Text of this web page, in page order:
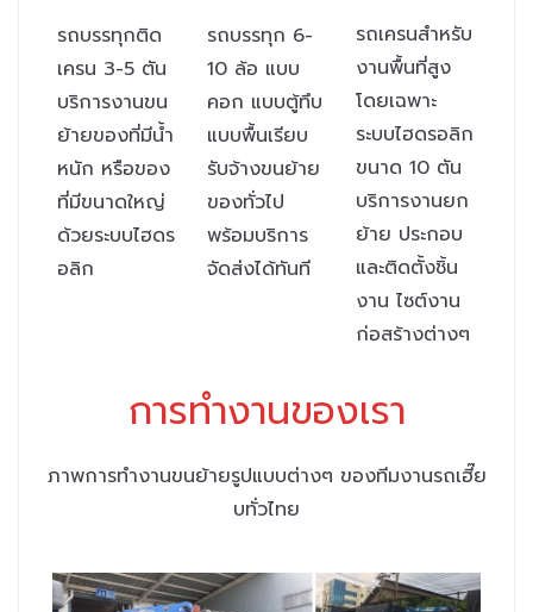
รถบรรทุกติด
เครน 3-5 ตัน
บริการงานขน
ย้ายของที่มีน้ำ
หนัก หรือของ
ที่มีขนาดใหญ่
ด้วยระบบไฮดร
อลิก
รถบรรทุก 6-
10 ล้อ แบบ
คอก แบบตู้ทึบ
แบบพื้นเรียบ
รับจ้างขนย้าย
ของทั่วไป
พร้อมบริการ
จัดส่งได้ทันที
รถเครนสำหรับ
งานพื้นที่สูง
โดยเฉพาะ
ระบบไฮดรอลิก
ขนาด 10 ตัน
บริการงานยก
ย้าย ประกอบ
และติดตั้งชิ้น
งาน ไซต์งาน
ก่อสร้างต่างๆ
การทำงานของเรา
ภาพการทำงานขนย้ายรูปแบบต่างๆ ของทีมงานรถเฮี๊ย
บทั่วไทย